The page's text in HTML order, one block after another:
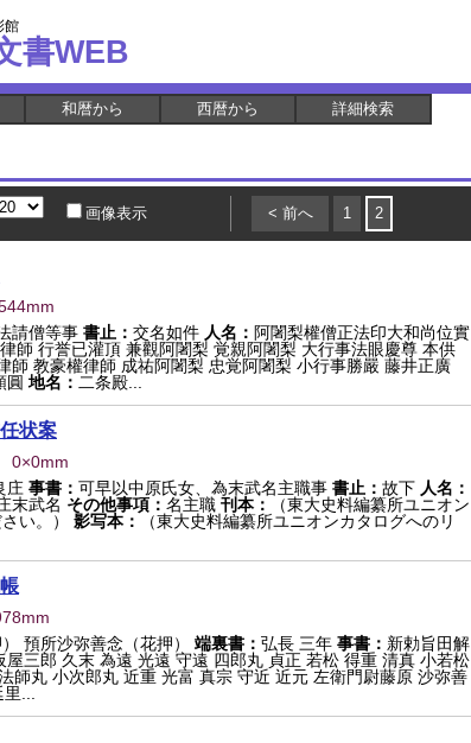
館
書WEB
和暦から 西暦から 詳細検索
画像表示 < 前へ 1 2
請僧等事 書止： 交名如件 人名： 阿闍梨權僧正法印大和尚位實
師 行誉已灌頂 兼觀阿闍梨 覚親阿闍梨 大行事法眼慶尊 本供
師 教豪權律師 成祐阿闍梨 忠覚阿闍梨 小行事勝嚴 藤井正廣
圓 地名： 二条殿...
状案
0×0mm
庄 事書： 可早以中原氏女、為末武名主職事 書止： 故下 人名：
末武名 その他事項： 名主職 刊本：
（東大史料編纂所ユニオン
い。）
影写本：
（東大史料編纂所ユニオンカタログへのリ
預所沙弥善念（花押） 端裏書： 弘長 三年 事書： 新勅旨田解
屋三郎 久末 為遠 光遠 守遠 四郎丸 貞正 若松 得重 清真 小若松
師丸 小次郎丸 近重 光富 真宗 守近 近元 左衛門尉藤原 沙弥善
...